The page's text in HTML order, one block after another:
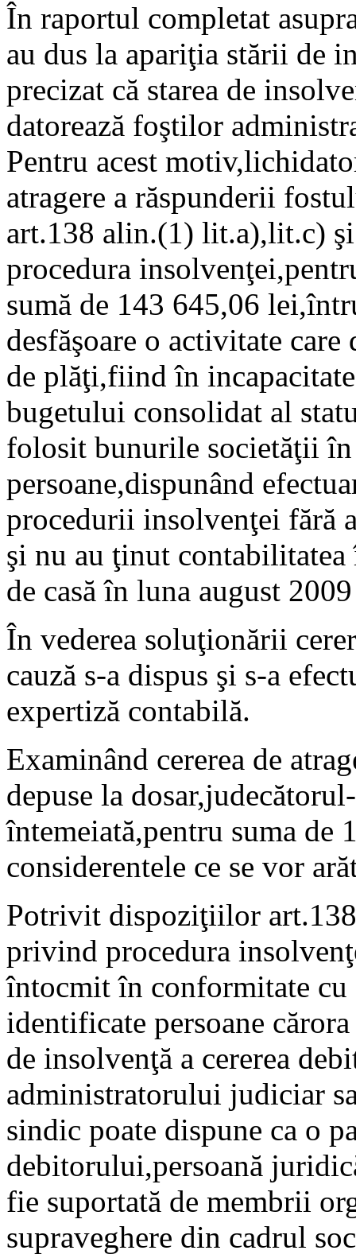
În raportul completat
au dus la apariţia stării de
precizat că starea de
datorează foştilor
Pentru acest
atragere a răspunderii
art.138 alin.(1) lit.a),lit.c)
procedura
sumă de 143 645,06
desfăşoare o activitate
de plăţi,fiind în
bugetului consolidat al
folosit bunurile societăţii
persoane,dispunând
procedurii insolvenţei fără
şi nu au ţinut
de casă în luna august
În vederea soluţionării
cauză s-a dispus şi s-a
expertiză contabilă.
Examinând cererea de
depuse la
întemeiată,pentru suma de
considerentele ce se vor
Potrivit dispoziţiilor
privind procedura
întocmit în conformitate
identificate persoane
de insolvenţă a cererea
administratorului judiciar
sindic poate dispune ca o
debitorului,persoană
fie suportată de membrii
supraveghere din cadrul